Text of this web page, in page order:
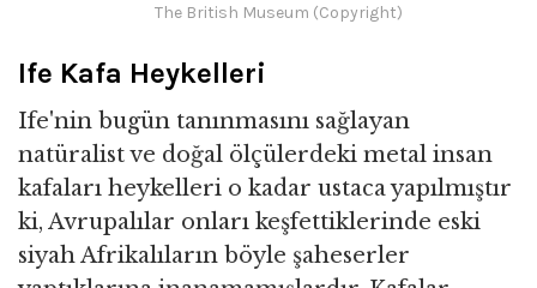
The British Museum (Copyright)
Ife Kafa Heykelleri
Ife'nin bugün tanınmasını sağlayan
natüralist ve doğal ölçülerdeki metal insan
kafaları heykelleri o kadar ustaca yapılmıştır
ki, Avrupalılar onları keşfettiklerinde eski
siyah Afrikalıların böyle şaheserler